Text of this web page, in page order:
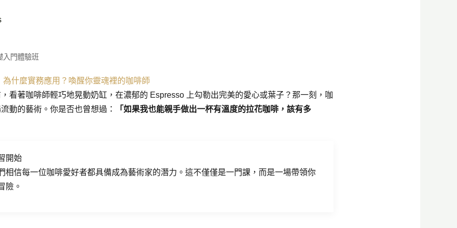
入門體驗班
什麼實務應用？喚醒你靈魂裡的咖啡師
看著咖啡師輕巧地晃動奶缸，在濃郁的 Espresso 上勾勒出完美的愛心或葉子？那一刻，咖
動的藝術。你是否也曾想過：
「如果我也能親手做出一杯有溫度的拉花咖啡，該有多
開始
相信每一位咖啡愛好者都具備成為藝術家的潛力。這不僅僅是一門課，而是一場帶領你
險。